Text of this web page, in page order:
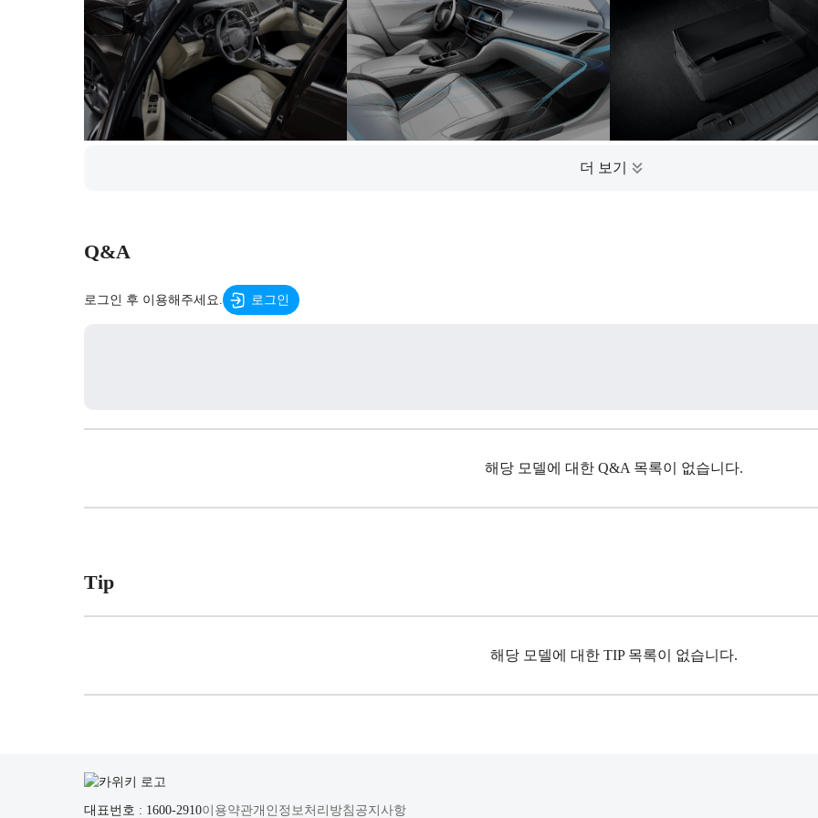
Q&A
로그인 후 이용해주세요. 로그인
해당 모델에 대한 Q&A 목록이 없습니다.
Tip
해당 모델에 대한 TIP 목록이 없습니다.
대표번호 : 1600-2910이용약관개인정보처리방침 공지사항